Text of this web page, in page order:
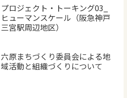
プロジェクト・トーキング03_
ヒューマンスケール（阪急神戸
三宮駅周辺地区）
六原まちづくり委員会による地
域活動と組織づくりについて